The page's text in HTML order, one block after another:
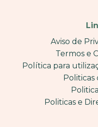
Aviso de
Termos e
Política para
Politicas
Politicas e